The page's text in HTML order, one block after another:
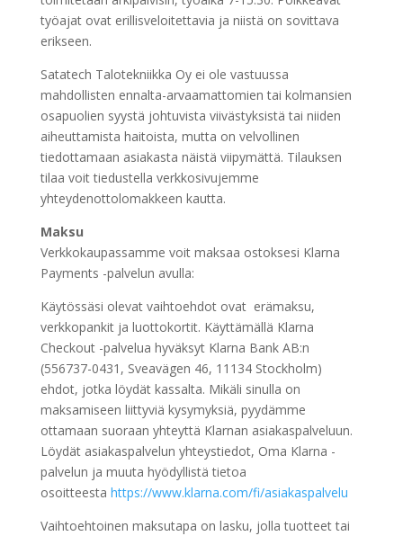
työajat ovat erillisveloitettavia ja niistä on sovittava
erikseen.
Satatech Talotekniikka Oy ei ole vastuussa
mahdollisten ennalta-arvaamattomien tai kolmansien
osapuolien syystä johtuvista viivästyksistä tai niiden
aiheuttamista haitoista, mutta on velvollinen
tiedottamaan asiakasta näistä viipymättä. Tilauksen
tilaa voit tiedustella verkkosivujemme
yhteydenottolomakkeen kautta.
Maksu
Verkkokaupassamme voit maksaa ostoksesi Klarna
Payments -palvelun avulla:
Käytössäsi olevat vaihtoehdot ovat erämaksu,
verkkopankit ja luottokortit. Käyttämällä Klarna
Checkout -palvelua hyväksyt Klarna Bank AB:n
(556737-0431, Sveavägen 46, 11134 Stockholm)
ehdot, jotka löydät kassalta. Mikäli sinulla on
maksamiseen liittyviä kysymyksiä, pyydämme
ottamaan suoraan yhteyttä Klarnan asiakaspalveluun.
Löydät asiakaspalvelun yhteystiedot, Oma Klarna -
palvelun ja muuta hyödyllistä tietoa
osoitteesta https://www.klarna.com/fi/asiakaspalvelu
Vaihtoehtoinen maksutapa on lasku, jolla tuotteet tai